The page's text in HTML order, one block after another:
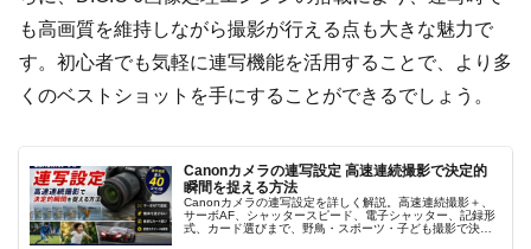
も高画質を維持しながら撮影が行える点も大きな魅力で
す。初心者でも気軽に連写機能を活用することで、より多
くのベストショットを手にすることができるでしょう。
Canonカメラの連写設定 高速連続撮影で決定的
瞬間を捉える方法
Canonカメラの連写設定を詳しく解説。高速連続撮影＋、
サーボAF、シャッタースピード、電子シャッター、記録形
式、カード選びまで、野鳥・スポーツ・子ども撮影で決定